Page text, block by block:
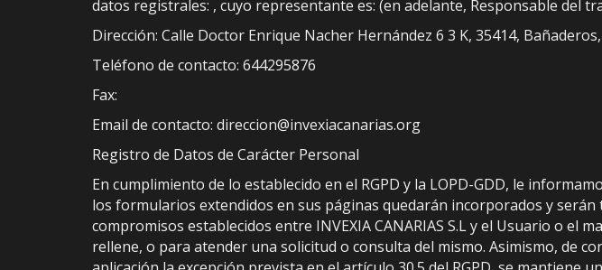
datos registrales: , cuyo representante es: (en adelante, Responsable del
Dirección: Calle Doctor Enrique Nacher Hernández 6 3 K, 35414,
Teléfono de contacto: 644295876
Fax:
Email de contacto: direccion@invexiacanarias.org
Registro de Datos de Carácter Personal
En cumplimiento de lo establecido en el RGPD y la LOPD-GDD, le
los formularios extendidos en sus páginas quedarán incorporados y
compromisos establecidos entre INVEXIA CANARIAS S.L y el Usuario o
rellene, o para atender una solicitud o consulta del mismo. Asimismo, de